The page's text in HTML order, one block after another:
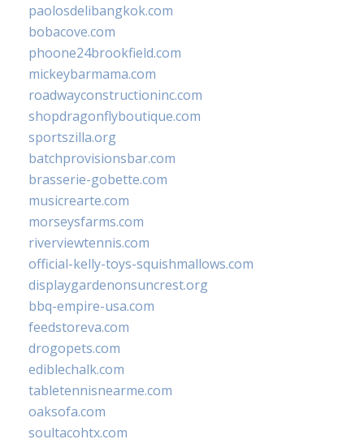
paolosdelibangkok.com
bobacove.com
phoone24brookfield.com
mickeybarmama.com
roadwayconstructioninc.com
shopdragonflyboutique.com
sportszilla.org
batchprovisionsbar.com
brasserie-gobette.com
musicrearte.com
morseysfarms.com
riverviewtennis.com
official-kelly-toys-squishmallows.com
displaygardenonsuncrest.org
bbq-empire-usa.com
feedstoreva.com
drogopets.com
ediblechalk.com
tabletennisnearme.com
oaksofa.com
soultacohtx.com